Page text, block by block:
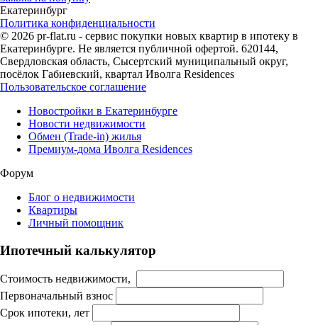
Екатеринбург
Политика конфиденциальности
© 2026 pr-flat.ru - сервис покупки новых квартир в ипотеку в
Екатеринбурге. Не является публичной офертой. 620144,
Свердловская область, Сысертский муниципальный округ,
посёлок Габиевский, квартал Иволга Residences
Пользовательское соглашение
Новостройки в Екатеринбурге
Новости недвижимости
Обмен (Trade-in) жилья
Премиум-дома Иволга Residences
Форум
Блог о недвижимости
Квартиры
Личный помощник
Ипотечный калькулятор
Стоимость недвижимости,
Первоначальный взнос
Срок ипотеки, лет